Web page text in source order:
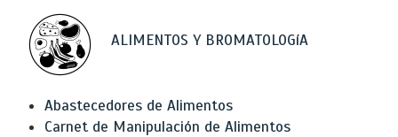
ALIMENTOS Y BROMATOLOGíA
Abastecedores de Alimentos
Carnet de Manipulación de Alimentos